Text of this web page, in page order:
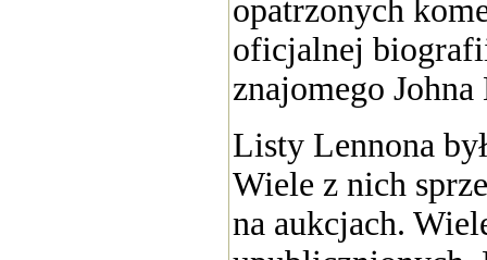
opatrzonych
oficjalnej
znajomego Johna
Listy Lennona
Wiele z nich
na aukcjach.